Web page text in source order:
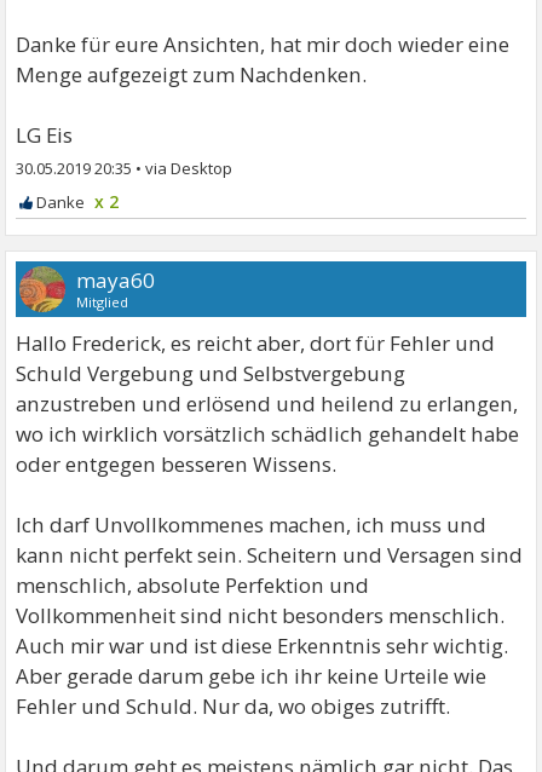
Danke für eure Ansichten, hat mir doch wieder eine
Menge aufgezeigt zum Nachdenken.
LG Eis
30.05.2019 20:35 •
x 2
maya60
Mitglied
Hallo Frederick, es reicht aber, dort für Fehler und
Schuld Vergebung und Selbstvergebung
anzustreben und erlösend und heilend zu erlangen,
wo ich wirklich vorsätzlich schädlich gehandelt habe
oder entgegen besseren Wissens.
Ich darf Unvollkommenes machen, ich muss und
kann nicht perfekt sein. Scheitern und Versagen sind
menschlich, absolute Perfektion und
Vollkommenheit sind nicht besonders menschlich.
Auch mir war und ist diese Erkenntnis sehr wichtig.
Aber gerade darum gebe ich ihr keine Urteile wie
Fehler und Schuld. Nur da, wo obiges zutrifft.